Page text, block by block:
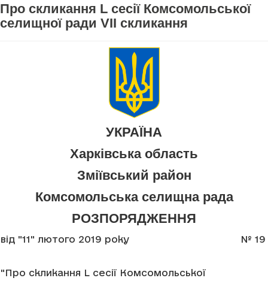
Про скликання L сесії Комсомольської
селищної ради VII скликання
УКРАЇНА
Харківська область
Зміївський район
Комсомольська селищна рада
РОЗПОРЯДЖЕННЯ
від "11" лютого 2019 року № 19
"Про скликання L сесії Комсомольської